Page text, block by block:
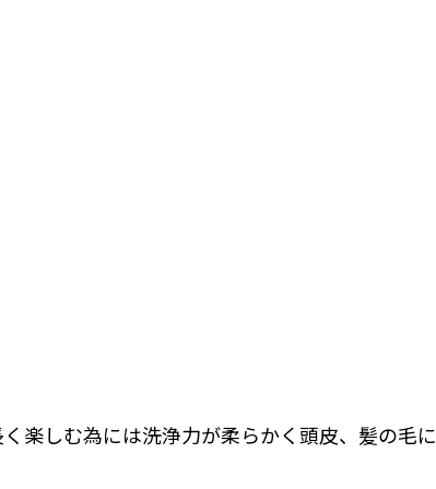
楽しむ為には洗浄力が柔らかく頭皮、髪の毛に